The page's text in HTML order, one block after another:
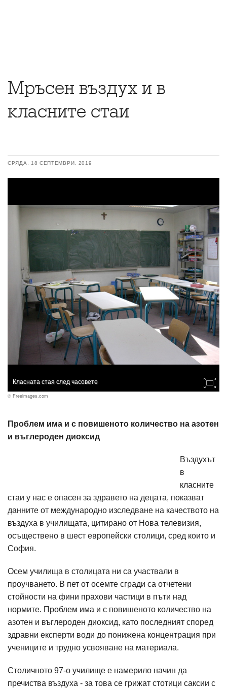
Мръсен въздух и в
класните стаи
СРЯДА, 18 СЕПТЕМВРИ, 2019
Класната стая след часовете
© Freeimages.com
Проблем има и с повишеното количество на азотен
и въглероден диоксид
Въздухът
в
класните
стаи у нас е опасен за здравето на децата, показват
данните от международно изследване на качеството на
въздуха в училищата, цитирано от Нова телевизия,
осъществено в шест европейски столици, сред които и
София.
Осем училища в столицата ни са участвали в
проучването. В пет от осемте сгради са отчетени
стойности на фини прахови частици в пъти над
нормите. Проблем има и с повишеното количество на
азотен и въглероден диоксид, като последният според
здравни експерти води до понижена концентрация при
учениците и трудно усвояване на материала.
Столичното 97-о училище е намерило начин да
пречиства въздуха - за това се грижат стотици саксии с